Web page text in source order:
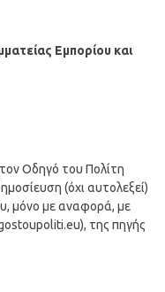
Εμπορίου και
Οδηγό του Πολίτη
(όχι αυτολεξεί)
μόνο με αναφορά, με
της πηγής